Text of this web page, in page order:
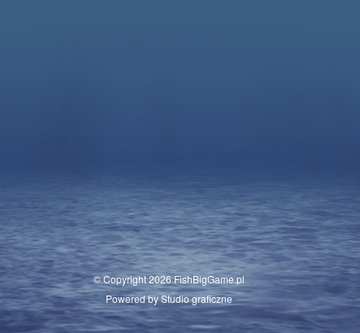
© Copyright2026FishBigGame.pl
Powered byStudio graficzne